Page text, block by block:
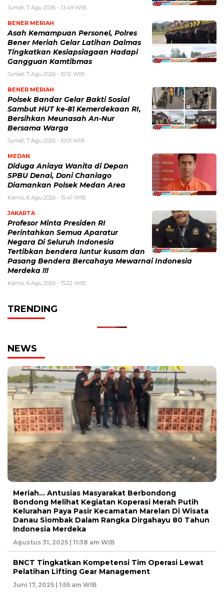
Jumat, 7 Agu 2026 - 13:49 WIB
BENER MERIAH
Asah Kemampuan Personel, Polres
Bener Meriah Gelar Latihan Dalmas
Tingkatkan Kesiapsiagaan Hadapi
Gangguan Kamtibmas
Jumat, 7 Agu 2026 - 10:12 WIB
BENER MERIAH
Polsek Bandar Gelar Bakti Sosial
Sambut HUT ke-81 Kemerdekaan RI,
Bersihkan Meunasah An-Nur
Bersama Warga
Jumat, 7 Agu 2026 - 10:01 WIB
MEDAN
Diduga Aniaya Wanita di Depan
SPBU Denai, Doni Chaniago
Diamankan Polsek Medan Area
Kamis, 6 Agu 2026 - 15:41 WIB
JAKARTA
Profesor Minta Presiden RI
Perintahkan Semua Aparatur
Negara Di Seluruh Indonesia
Tertibkan bendera luntur kusam dan
Pasang Bendera Bercahaya Mewarnai Indonesia
Merdeka !!!
Kamis, 6 Agu 2026 - 15:22 WIB
TRENDING
NEWS
Meriah… Antusias Masyarakat Berbondong
Bondong Melihat Kegiatan Koperasi Merah Putih
Kelurahan Paya Pasir Kecamatan Marelan Di Wisata
Danau Siombak Dalam Rangka Dirgahayu 80 Tahun
Indonesia Merdeka
Agustus 31, 2025 | 11:38 am WIB
BNCT Tingkatkan Kompetensi Tim Operasi Lewat
Pelatihan Lifting Gear Management
Juni 17, 2025 | 1:55 am WIB